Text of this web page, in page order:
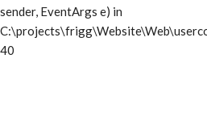
sender, EventArgs e) in
40